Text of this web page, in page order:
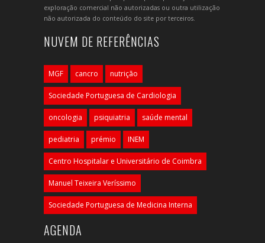
exploração comercial não autorizadas ou outra utilização
não autorizada do conteúdo do site por terceiros.
NUVEM DE REFERÊNCIAS
MGF cancro nutrição
Sociedade Portuguesa de Cardiologia
oncologia psiquiatria saúde mental
pediatria prémio INEM
Centro Hospitalar e Universitário de Coimbra
Manuel Teixeira Veríssimo
Sociedade Portuguesa de Medicina Interna
AGENDA